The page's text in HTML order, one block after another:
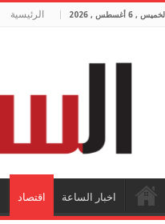
الخميس , 6 أغسطس , 2026 الرئيسية
اخبار الساعة اقتصاد